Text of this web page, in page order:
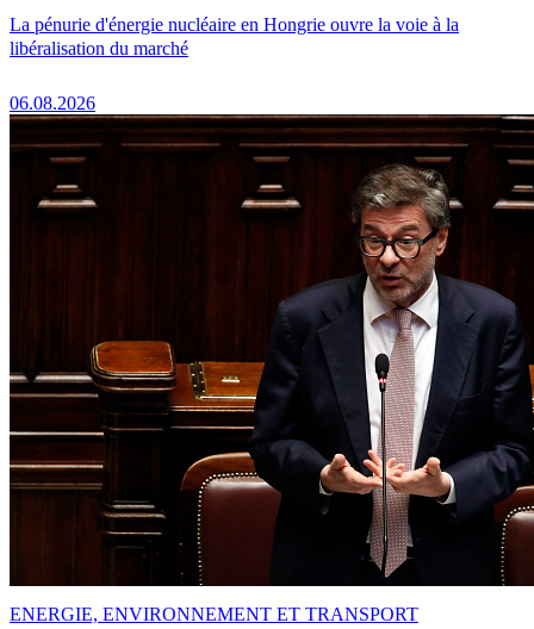
La pénurie d'énergie nucléaire en Hongrie ouvre la voie à la
libéralisation du marché
06.08.2026
ENERGIE, ENVIRONNEMENT ET TRANSPORT